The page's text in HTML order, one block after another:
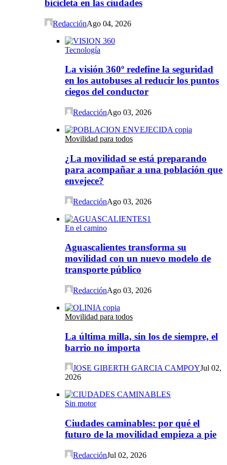
bicicleta en las ciudades
RedacciónAgo 04, 2026
Tecnología
La visión 360º redefine la seguridad
en los autobuses al reducir los puntos
ciegos del conductor
RedacciónAgo 03, 2026
Movilidad para todos
¿La movilidad se está preparando
para acompañar a una población que
envejece?
RedacciónAgo 03, 2026
En el camino
Aguascalientes transforma su
movilidad con un nuevo modelo de
transporte público
RedacciónAgo 03, 2026
Movilidad para todos
La última milla, sin los de siempre, el
barrio no importa
JOSE GIBERTH GARCIA CAMPOYJul 02,
2026
Sin motor
Ciudades caminables: por qué el
futuro de la movilidad empieza a pie
RedacciónJul 02, 2026